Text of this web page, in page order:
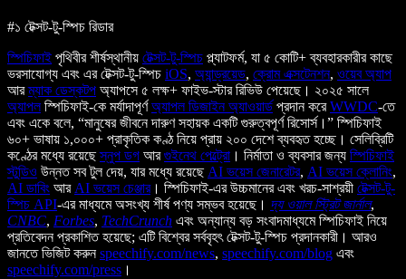
#১ টেক্সট-টু-স্পিচ রিডার
স্পিচিফাই পৃথিবীর শীর্ষস্থানীয় টেক্সট-টু-স্পিচ প্ল্যাটফর্ম, যা ৫ কোটি+ ব্যবহারকারীর কাছে
ভরসাযোগ্য এবং এর টেক্সট-টু-স্পিচ iOS, অ্যান্ড্রয়েড, ক্রোম এক্সটেনশন, ওয়েব অ্যাপ
আরম্যাক ডেস্কটপ অ্যাপসে ৫ লক্ষ+ ফাইভ-স্টার রিভিউ পেয়েছে। ২০২৫ সালে
অ্যাপলস্পিচিফাই-কে মর্যাদাপূর্ণঅ্যাপল ডিজাইন অ্যাওয়ার্ড প্রদান করেWWDC-তে
এবং একে বলে, “মানুষের জীবনে দারুণ সহায়ক একটি গুরুত্বপূর্ণ রিসোর্স।” স্পিচিফাই
৬০+ ভাষায় ১,০০০+ প্রাকৃতিক কণ্ঠ নিয়ে প্রায় ২০০ দেশে ব্যবহৃত হচ্ছে। সেলিব্রিটি
কণ্ঠের মধ্যে রয়েছেস্নুপ ডগ আরগুইনেথ পেল্ট্রো । নির্মাতা ও ব্যবসার জন্য স্পিচিফাই
স্টুডিও উন্নত সব টুল দেয়, যার মধ্যে রয়েছেAI ভয়েস জেনারেটর, AI ভয়েস ক্লোনিং,
AI ডাবিং আরAI ভয়েস চেঞ্জার। স্পিচিফাই-এর উচ্চমানের এবং খরচ-সাশ্রয়ী টেক্সট-টু-
স্পিচ API-এর মাধ্যমে অসংখ্য শীর্ষ পণ্য সম্ভব হয়েছে। দ্য ওয়াল স্ট্রিট জার্নাল,
CNBC, Forbes, TechCrunch এবং অন্যান্য বড় সংবাদমাধ্যমে স্পিচিফাই নিয়ে
প্রতিবেদন প্রকাশিত হয়েছে; এটি বিশ্বের সর্ববৃহৎ টেক্সট-টু-স্পিচ প্রদানকারী। আরও
জানতে ভিজিট করুনspeechify.com/news, speechify.com/blog এবং
speechify.com/press ।